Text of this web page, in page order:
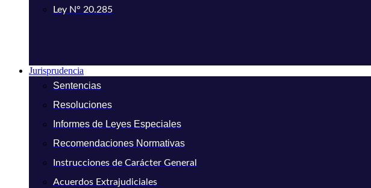
Ley N° 20.285
Jurisprudencia
Sentencias
Resoluciones
Informes de Leyes Especiales
Recomendaciones Normativas
Instrucciones de Carácter General
Acuerdos Extrajudiciales